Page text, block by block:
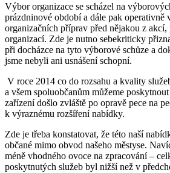
Výbor organizace se scházel na
prázdninové období a dále pak operativně
organizačních příprav před nějakou z akcí,
organizací. Zde je nutno sebekriticky
při docházce na tyto výborové schůze a
jsme nebyli ani usnášení schopní.
V roce 2014 co do rozsahu a kvality
a všem spoluobčanům můžeme
zařízení došlo zvláště po opravě pece na
k výraznému rozšíření nabídky.
Zde je třeba konstatovat, že této naší
občané mimo obvod našeho městyse.
méně vhodného ovoce na zpracování –
poskytnutých služeb byl nižší než v